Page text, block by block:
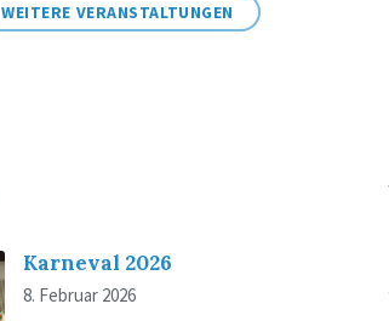
WEITERE VERANSTALTUNGEN
Karneval 2026
8. Februar 2026